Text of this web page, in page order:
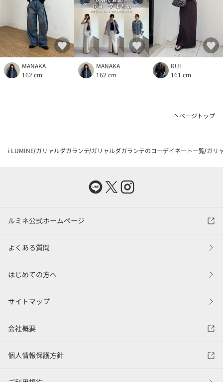
MANAKA
162 cm
MANAKA
162 cm
RUI
161 cm
ページトップ
i LUMINE ガリャルダガランテ ガリャルダガランテのコーデイネート一覧 ガリ
ルミネ公式ホームページ
よくある質問
はじめての方へ
サイトマップ
会社概要
個人情報保護方針